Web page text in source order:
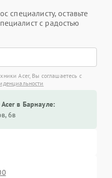
специалисту, оставьте
с радостью
Acer, Вы соглашаетесь с
в Барнауле:
6в